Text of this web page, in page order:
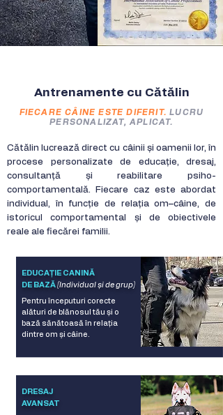
Antrenamente cu Cătălin
FIECARE CÂINE ESTE DIFERIT.LUCRU
PERSONALIZAT, APLICAT.
Cătălin lucrează direct cu câinii și oamenii lor, în
procese personalizate de educație, dresaj,
consultanță și reabilitare psiho-
comportamentală. Fiecare caz este abordat
individual, în funcție de relația om–câine, de
istoricul comportamental și de obiectivele
reale ale fiecărei familii.
EDUCAȚIE CANINĂ
DE BAZĂ(Individual și de grup)
Pentru începuturi corecte
alături de blănosul tău și o
bază sănătoasă în relația
dintre om și câine.
DRESAJ
AVANSAT